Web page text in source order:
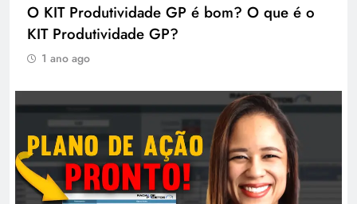
O KIT Produtividade GP é bom? O que é o
KIT Produtividade GP?
1 ano ago